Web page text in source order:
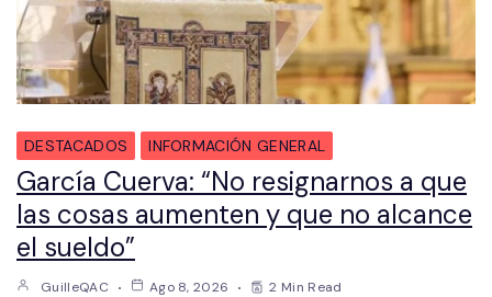
DESTACADOS INFORMACIÓN GENERAL
García Cuerva: “No resignarnos a que
las cosas aumenten y que no alcance
el sueldo”
GuilleQAC Ago 8, 2026 2 Min Read